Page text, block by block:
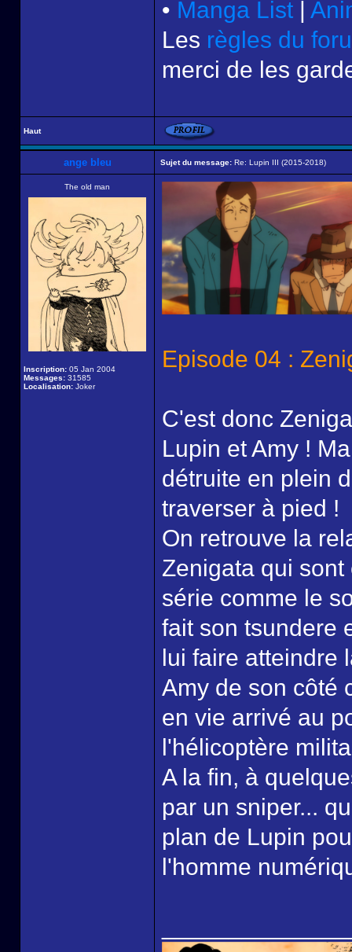
• Manga List |
Les règles du
merci de les
Haut
ange bleu Sujet du message: Re: Lupin III (2015-2018)
The old man
Inscription: 05 Jan 2004
Messages: 31585
Localisation: Joker
Episode 04 :
C'est donc
Lupin et Amy !
détruite en plein
traverser à pied !
On retrouve la
Zenigata qui
série comme le
fait son tsundere
lui faire atteindre
Amy de son côté
en vie arrivé au
l'hélicoptère
A la fin, à
par un sniper...
plan de Lupin
l'homme